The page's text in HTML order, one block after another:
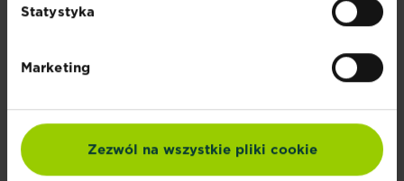
Statystyka
Marketing
Zezwól na wszystkie pliki cookie
Problemy i choroby podczas uprawy hortensji